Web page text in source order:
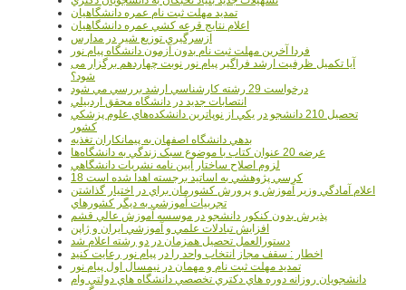
تمديد مهلت ثبت نام عمره دانشگاهيان
اعلام نتايج قرعه کشي عمره دانشگاهيان
ازسرگيري توزيع شير در مدارس
فردا آخرین مهلت ثبت نام بدون آزمون دانشگاه پیام نور
آیا تکمیل ظرفیت ارشد فراگیر پیام نور نوبت چهاردهم برگزار می
شود؟
درخواست 29 رشته کارشناسي ارشد بررسي مي شود
انتصابات جديد در دانشگاه محقق اردبيلي
تحصيل 210 دانشجو در يکي از نوپاترين دانشکده‌هاي علوم پزشکي
کشور
بدهي دانشگاه اصفهان به پيمانکاران تغذيه
عرضه 20 عنوان کتاب با موضوع سبک زندگي به دانشگاه‌ها
لزوم اصلاح ساختار آيين نامه نشريات دانشگاهي
18 کرسي پژوهشي به اساتيد برجسته اهدا شده است
اعلام آمادگي وزير آموزش و پرورش کشورمان براي در اختيار گذاشتن
تجربيات آموزشي به ديگر کشورهاي
پذيرش بدون کنکور دانشجو در موسسه آموزش عالي قشم
افزايش تبادلات علمي و آموزشي ايران و ژاپن
دستورالعمل تحصیل همزمان در دو رشته اعلام شد
اخطار : سقف مجاز انتخاب واحد را در پیام نور رعایت کنید
تمدید مهلت ثبت نام و مهمان در نیمسال اول پیام نور
دانشجويان روزانه دوره هاي دكتري تخصصي دانشگاه هاي دولتي وام